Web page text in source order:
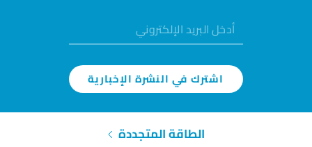
اشترك في النشرة الإخبارية
الطاقة المتجددة